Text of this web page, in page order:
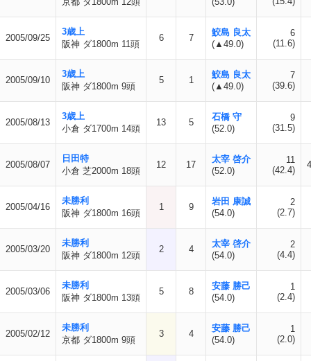
2005/09/25
3歳上
阪神 ダ1800m 11頭
6 7
鮫島 良太
(▲49.0)
6
(11.6)
2005/09/10
3歳上
阪神 ダ1800m 9頭
5 1
鮫島 良太
(▲49.0)
7
(39.6)
2005/08/13
3歳上
小倉 ダ1700m 14頭
13 5
石橋 守
(52.0)
9
(31.5)
2005/08/07
日田特
小倉 芝2000m 18頭
12 17
太宰 啓介
(52.0)
11
(42.4)
2005/04/16
未勝利
阪神 ダ1800m 16頭
1 9
岩田 康誠
(54.0)
2
(2.7)
2005/03/20
未勝利
阪神 ダ1800m 12頭
2 4
太宰 啓介
(54.0)
2
(4.4)
2005/03/06
未勝利
阪神 ダ1800m 13頭
5 8
安藤 勝己
(54.0)
1
(2.4)
2005/02/12
未勝利
京都 ダ1800m 9頭
3 4
安藤 勝己
(54.0)
1
(2.0)